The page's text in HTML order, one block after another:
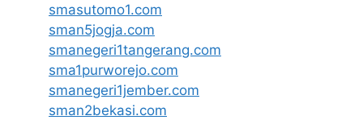
smasutomo1.com
sman5jogja.com
smanegeri1tangerang.com
sma1purworejo.com
smanegeri1jember.com
sman2bekasi.com